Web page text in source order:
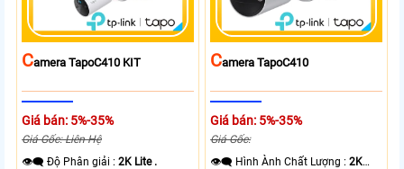
CAmera TapoC410 KIT
Giá bán: 5%-35%
Giá Gốc: Liên Hệ
👁️‍🗨 Độ Phân giải :2K Lite .
CAmera TapoC410
Giá bán: 5%-35%
Giá Gốc:
👁️‍🗨 Hình Ành Chất Lượng :2K